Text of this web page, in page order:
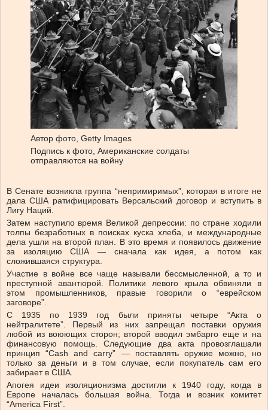
Автор фото, Getty Images
Подпись к фото, Американские солдаты
отправляются на войну
В Сенате возникла группа “непримиримых”, которая в итоге не
дала США ратифицировать Версальский договор и вступить в
Лигу Наций.
Затем наступило время Великой депрессии: по стране ходили
толпы безработных в поисках куска хлеба, и международные
дела ушли на второй план. В это время и появилось движение
за изоляцию США — сначала как идея, а потом как
сложившаяся структура.
Участие в войне все чаще называли бессмысленной, а то и
преступной авантюрой. Политики левого крыла обвиняли в
этом промышленников, правые говорили о “еврейском
заговоре”.
С 1935 по 1939 год были приняты четыре “Акта о
нейтралитете”. Первый из них запрещал поставки оружия
любой из воюющих сторон; второй вводил эмбарго еще и на
финансовую помощь. Следующие два акта провозглашали
принцип “Cash and carry” — поставлять оружие можно, но
только за деньги и в том случае, если покупатель сам его
забирает в США.
Апогея идеи изоляционизма достигли к 1940 году, когда в
Европе началась большая война. Тогда и возник комитет
“America First”.